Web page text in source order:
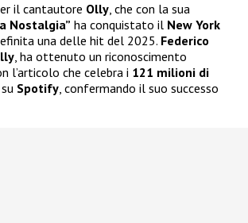
il cantautore Olly, che con la sua
Nostalgia” ha conquistato il New York
una delle hit del 2025. Federico
, ha ottenuto un riconoscimento
l’articolo che celebra i 121 milioni di
Spotify, confermando il suo successo